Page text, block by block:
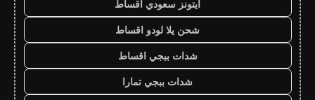
ايتونز سعودي اقساط
شحن يلا لودو اقساط
شدات ببجي اقساط
شدات ببجي تمارا